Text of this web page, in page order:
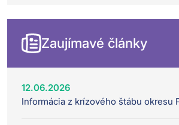
Zaujímavé články
12.06.2026
Informácia z krízového štábu okresu